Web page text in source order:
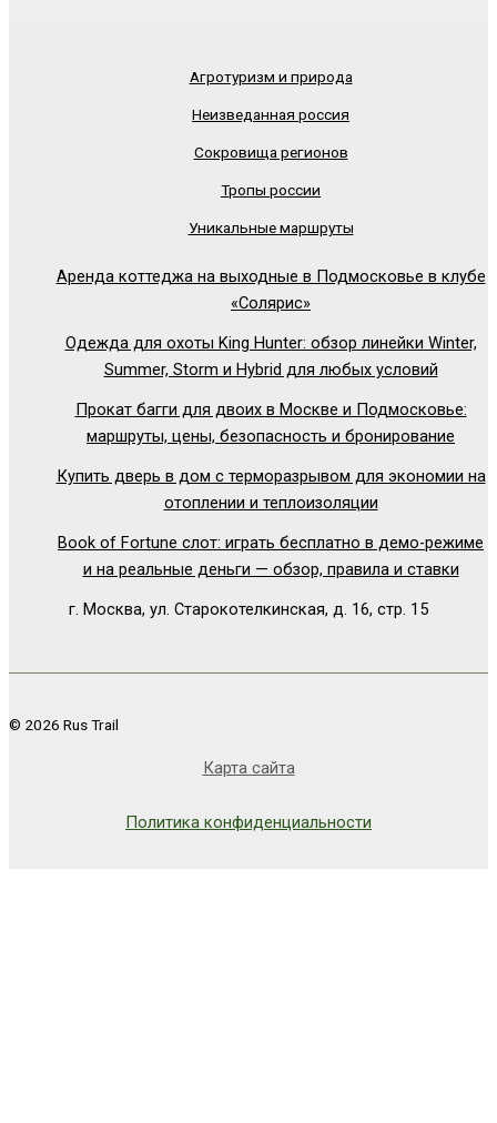
Агротуризм и природа
Неизведанная россия
Сокровища регионов
Тропы россии
Уникальные маршруты
Аренда коттеджа на выходные в Подмосковье в клубе
«Солярис»
Одежда для охоты King Hunter: обзор линейки Winter,
Summer, Storm и Hybrid для любых условий
Прокат багги для двоих в Москве и Подмосковье:
маршруты, цены, безопасность и бронирование
Купить дверь в дом с терморазрывом для экономии на
отоплении и теплоизоляции
Book of Fortune слот: играть бесплатно в демо-режиме
и на реальные деньги — обзор, правила и ставки
г. Москва, ул. Старокотелкинская, д. 16, стр. 15
© 2026 Rus Trail
Карта сайта
Политика конфиденциальности